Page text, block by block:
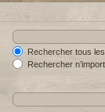
Rechercher tous
Rechercher